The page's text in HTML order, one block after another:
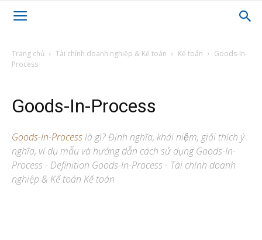
Trang chủ Tài chính doanh nghiệp & Kế toán Kế toán
Goods-In-
Process
Goods-In-Process
Goods-In-Processlà gì? Định nghĩa, khái niệm, giải thích ý
nghĩa, ví dụ mẫu và hướng dẫn cách sử dụng Goods-In-
Process - Definition Goods-In-Process - Tài chính doanh
nghiệp & Kế toán Kế toán